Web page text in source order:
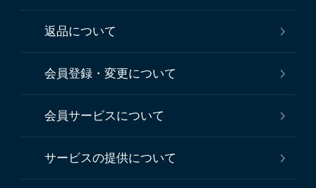
返品について
会員登録・変更について
会員サービスについて
サービスの提供について